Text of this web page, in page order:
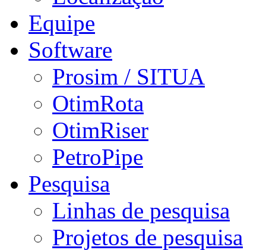
Equipe
Software
Prosim / SITUA
OtimRota
OtimRiser
PetroPipe
Pesquisa
Linhas de pesquisa
Projetos de pesquisa